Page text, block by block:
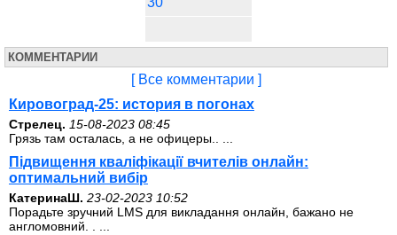
КОММЕНТАРИИ
[ Все комментарии ]
Кировоград-25: история в погонах
Стрелец. 15-08-2023 08:45
Грязь там осталась, а не офицеры.. ...
Підвищення кваліфікації вчителів онлайн:
оптимальний вибір
КатеринаШ. 23-02-2023 10:52
Порадьте зручний LMS для викладання онлайн, бажано не
англомовний. . ...